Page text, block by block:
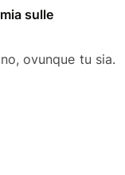
sulle
ovunque tu sia.